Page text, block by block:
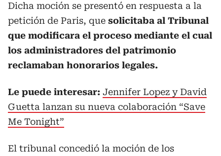
Dicha moción se presentó en respuesta a la
petición de Paris, que solicitaba al Tribunal
que modificara el proceso mediante el cual
los administradores del patrimonio
reclamaban honorarios legales.
Le puede interesar: Jennifer Lopez y David
Guetta lanzan su nueva colaboración “Save
Me Tonight”
El tribunal concedió la moción de los